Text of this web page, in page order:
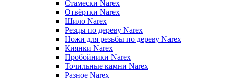
Стамески Narex
Отвёртки Narex
Шило Narex
Резцы по дереву Narex
Ножи для резьбы по дереву Narex
Киянки Narex
Пробойники Narex
Точильные камни Narex
Разное Narex